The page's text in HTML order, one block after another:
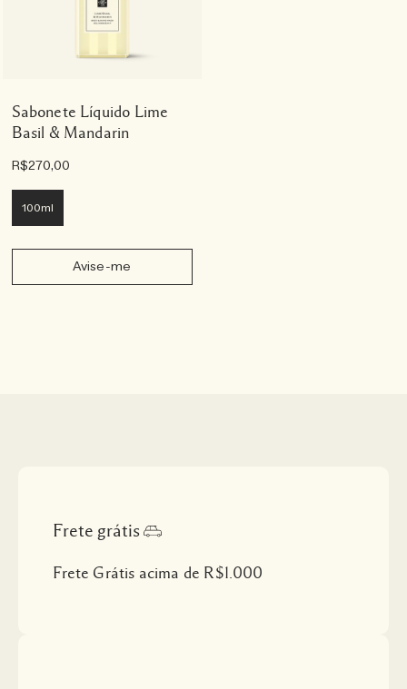
Sabonete Líquido Lime
Basil & Mandarin
R$270,00
100ml
Avise-me
Frete grátis
Frete Grátis acima de R$1.000